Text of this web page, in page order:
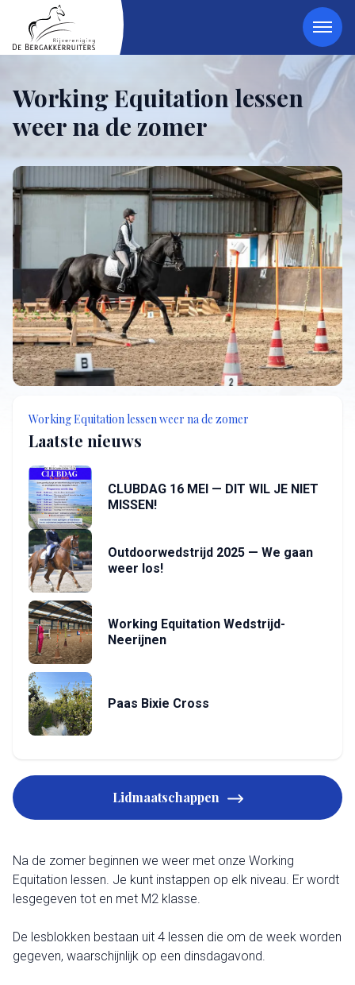
Working Equitation lessen
weer na de zomer
Working Equitation lessen weer na de zomer
Laatste nieuws
CLUBDAG 16 MEI — DIT WIL JE NIET
MISSEN!
Outdoorwedstrijd 2025 — We gaan
weer los!
Working Equitation Wedstrijd-
Neerijnen
Paas Bixie Cross
Lidmaatschappen
Na de zomer beginnen we weer met onze Working
Equitation lessen. Je kunt instappen op elk niveau. Er wordt
lesgegeven tot en met M2 klasse.
De lesblokken bestaan uit 4 lessen die om de week worden
gegeven, waarschijnlijk op een dinsdagavond.